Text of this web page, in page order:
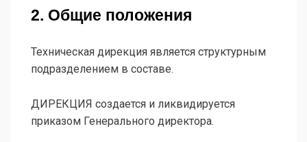
2. Общие положения
Техническая дирекция является структурным
подразделением в составе.
ДИРЕКЦИЯ создается и ликвидируется
приказом Генерального директора.